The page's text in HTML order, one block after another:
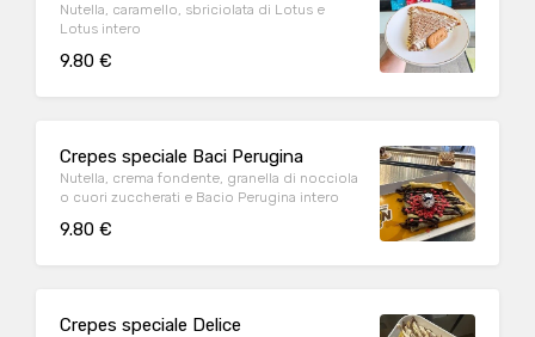
Nutella, caramello, sbriciolata di Lotus e
Lotus intero
9.80 €
Crepes speciale Baci Perugina
Nutella, crema fondente, granella di nocciola
o cuori zuccherati e Bacio Perugina intero
9.80 €
Crepes speciale Delice